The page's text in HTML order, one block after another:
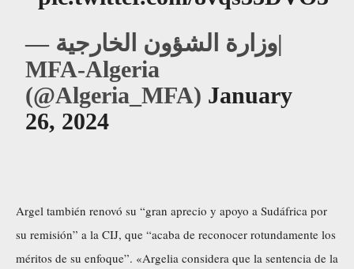
— وزارة الشؤون الخارجية|
MFA-Algeria
(@Algeria_MFA) January
26, 2024
Argel también renovó su “gran aprecio y apoyo a Sudáfrica por
su remisión” a la CIJ, que “acaba de reconocer rotundamente los
méritos de su enfoque”. «Argelia considera que la sentencia de la